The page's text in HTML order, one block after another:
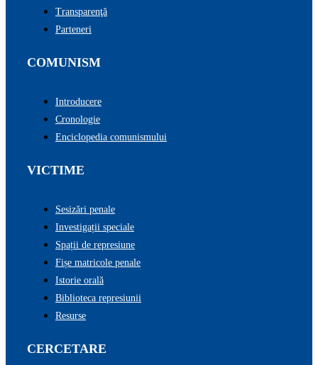
Transparenţă
Parteneri
COMUNISM
Introducere
Cronologie
Enciclopedia comunismului
VICTIME
Sesizări penale
Investigații speciale
Spații de represiune
Fișe matricole penale
Istorie orală
Biblioteca represiunii
Resurse
CERCETARE